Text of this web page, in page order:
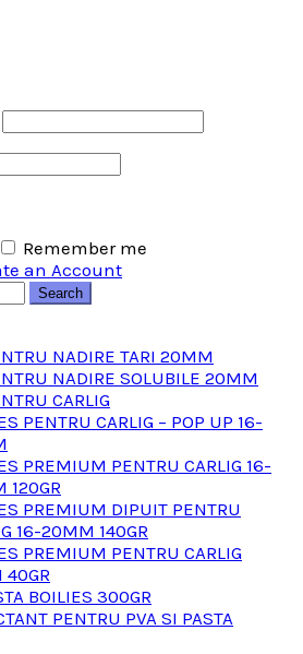
Remember me
an Account
Search
NADIRE TARI 20MM
NADIRE SOLUBILE 20MM
CARLIG
PENTRU CARLIG – POP UP 16-
PREMIUM PENTRU CARLIG 16-
120GR
PREMIUM DIPUIT PENTRU
16-20MM 140GR
PREMIUM PENTRU CARLIG
40GR
BOILIES 300GR
PENTRU PVA SI PASTA